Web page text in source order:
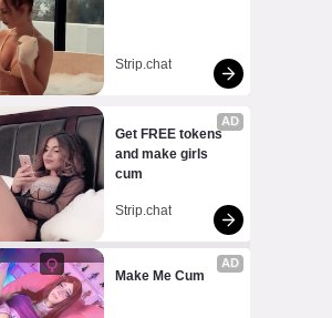
Strip.chat
AD
Get FREE tokens
and make girls
cum
Strip.chat
AD
Make Me Cum